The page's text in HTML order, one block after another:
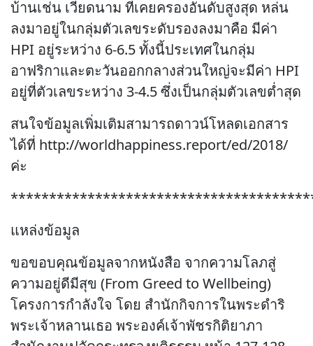
บ้านเช่น เวียดนาม ที่เคยครองอันดับสูงสุด หล่น
ลงมาอยู่ในกลุ่มตัวเลขระดับรองลงมาคือ มีค่า
HPI อยู่ระหว่าง 6-6.5 ทั้งนี้ประเทศในกลุ่ม
อาฟริกาและตะวันออกกลางส่วนใหญ่จะมีค่า HPI
อยู่ที่ตัวเลขระหว่าง 3-4.5 ซึ่งเป็นกลุ่มตัวเลขต่ำสุด
สนใจข้อมูลเพิ่มเติมสามารถดาวน์โหลดเอกสาร
ได้ที่ http://worldhappiness.report/ed/2018/
ค่ะ
แหล่งข้อมูล
ขอขอบคุณข้อมูลจากหนังสือ จากความโลภสู่
ความอยู่ดีมีสุข (From Greed to Wellbeing)
โครงการกำลังใจ โดย สำนักกิจการในพระดำริ
พระเจ้าหลานเธอ พระองค์เจ้าพัชรกิติยาภา